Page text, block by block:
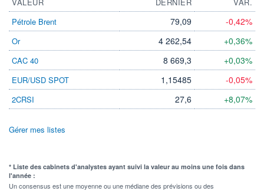
Pétrole Brent
79,09 -0,42%
Or 4 262,54 +0,36%
CAC 40 8 669,3 +0,03%
EUR/USD SPOT 1,15485 -0,05%
2CRSI 27,6 +8,07%
Gérer mes listes
* Liste des cabinets d'analystes ayant suivi la valeur au moins une fois dans
l'année :
Un consensus est une moyenne ou une médiane des prévisions ou des